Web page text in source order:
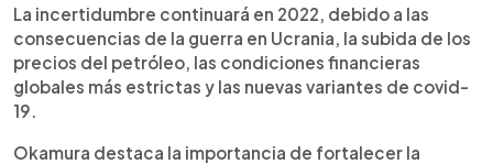
La incertidumbre continuará en 2022, debido a las
consecuencias de la guerra en Ucrania, la subida de los
precios del petróleo, las condiciones financieras
globales más estrictas y las nuevas variantes de covid-
19.
Okamura destaca la importancia de fortalecer la